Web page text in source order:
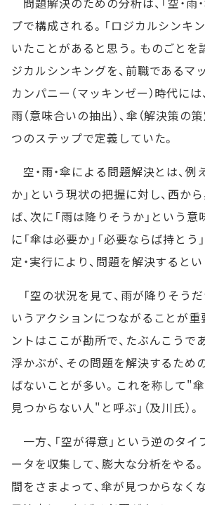
プで構成される。「ロジカルシンキ
いたことがあると思う。ものごとを
ジカルシンキングを、前職であるマ
カンパニー（マッキンゼー）時代には
雨（意味合いの抽出）、傘（解決策の
つのステップで定義していた。
空・雨・傘による問題解決とは、例
か」という現状の把握に対し、西か
ば、次に「雨は降りそうか」という
に「傘は必要か」「必要ならば持と
定・実行により、問題を解決すると
「空の状況を見て、雨が降りそう
いうアクションにつながることが重
ントはここが勘所で、たぶんこうで
浮かぶが、その問題を解決するため
ばないことが多い。これを称して"
見つからない人"と呼ぶ」（及川氏）。
一方、「空が得意」という逆のタ
ータを収集して、膨大な分析をやる
間をさまよって、傘が見つからなく